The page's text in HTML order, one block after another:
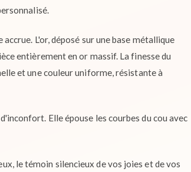
L'or, déposé sur une base métallique
entièrement en or massif. La finesse du
et une couleur uniforme, résistante à
Elle épouse les courbes du cou avec
le témoin silencieux de vos joies et de vos